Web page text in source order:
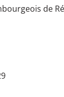
de